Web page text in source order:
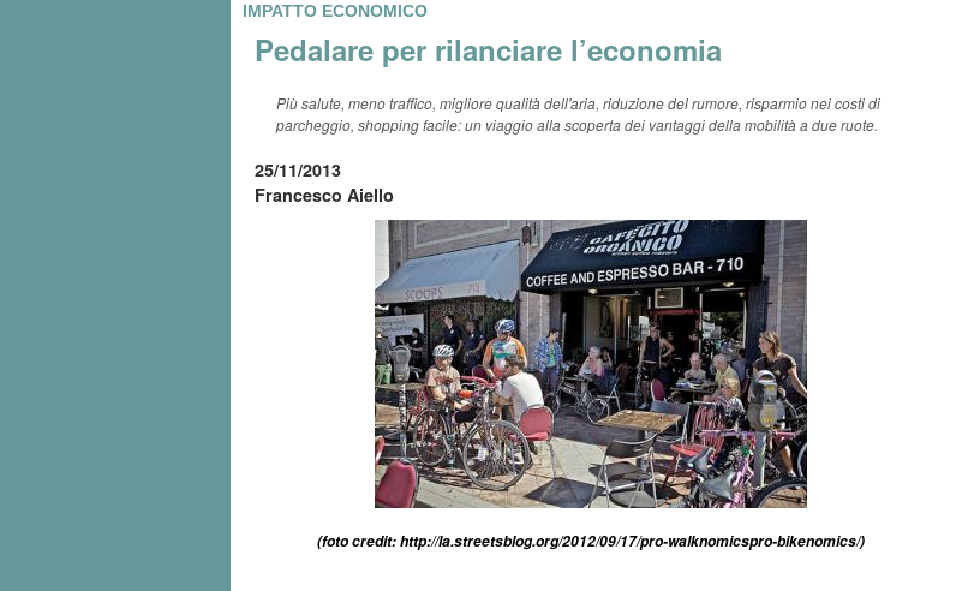
IMPATTO ECONOMICO
Pedalare per rilanciare l’economia
Più salute, meno traffico, migliore qualità dell'aria, riduzione del rumore, risparmio nei costi di
parcheggio, shopping facile: un viaggio alla scoperta dei vantaggi della mobilità a due ruote.
25/11/2013
Francesco Aiello
(foto credit: http://la.streetsblog.org/2012/09/17/pro-walknomicspro-bikenomics/)